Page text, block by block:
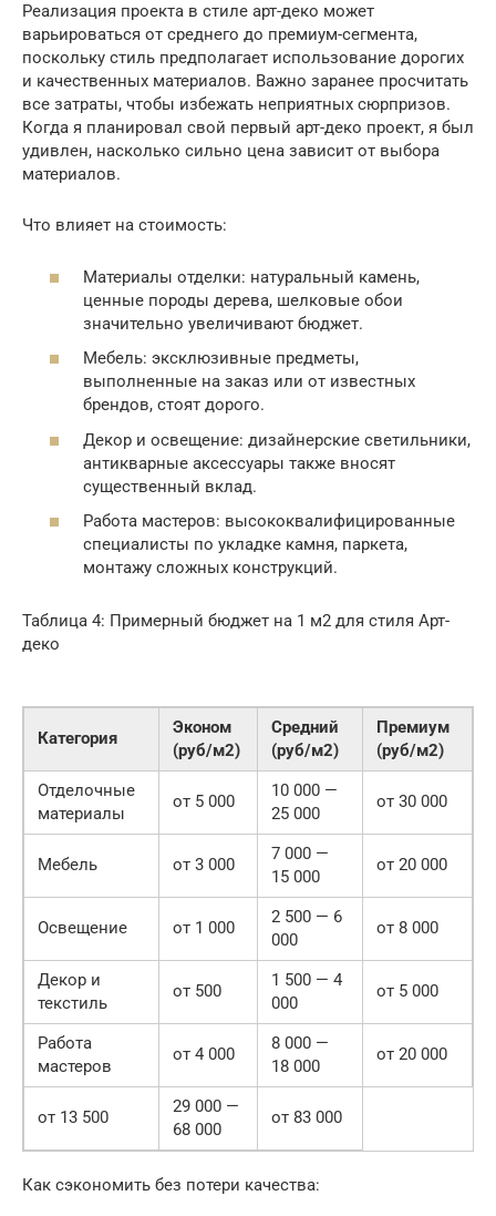
Реализация проекта в стиле арт-деко может
варьироваться от среднего до премиум-сегмента,
поскольку стиль предполагает использование дорогих
и качественных материалов. Важно заранее просчитать
все затраты, чтобы избежать неприятных сюрпризов.
Когда я планировал свой первый арт-деко проект, я был
удивлен, насколько сильно цена зависит от выбора
материалов.
Что влияет на стоимость:
Материалы отделки: натуральный камень,
ценные породы дерева, шелковые обои
значительно увеличивают бюджет.
Мебель: эксклюзивные предметы,
выполненные на заказ или от известных
брендов, стоят дорого.
Декор и освещение: дизайнерские светильники,
антикварные аксессуары также вносят
существенный вклад.
Работа мастеров: высококвалифицированные
специалисты по укладке камня, паркета,
монтажу сложных конструкций.
Таблица 4: Примерный бюджет на 1 м2 для стиля Арт-
деко
Категория
Эконом
(руб/м2)
Средний
(руб/м2)
Премиум
(руб/м2)
Отделочные
материалы
от 5 000
10 000 —
25 000
от 30 000
Мебель от 3 000
7 000 —
15 000
от 20 000
Освещение от 1 000
2 500 — 6
000
от 8 000
Декор и
текстиль
от 500
1 500 — 4
000
от 5 000
Работа
мастеров
от 4 000
8 000 —
18 000
от 20 000
от 13 500
29 000 —
68 000
от 83 000
Как сэкономить без потери качества: